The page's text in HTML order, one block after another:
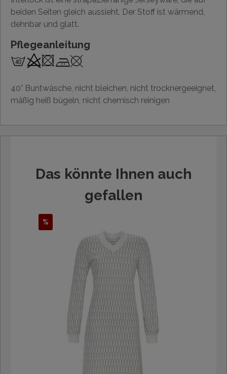
beiden Seiten gleich aussieht. Der Stoff ist wärmend,
dehnbar und glatt.
Pflegeanleitung
40° Buntwäsche, nicht bleichen, nicht trocknergeeignet,
mäßig heiß bügeln, nicht chemisch reinigen
Das könnte Ihnen auch
gefallen
%